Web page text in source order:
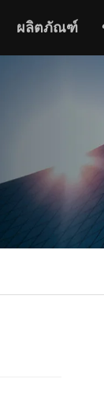
ผลิตภัณฑ์